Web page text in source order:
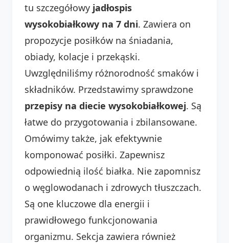
tu szczegółowy jadłospis
wysokobiałkowy na 7 dni. Zawiera on
propozycje posiłków na śniadania,
obiady, kolacje i przekąski.
Uwzględniliśmy różnorodność smaków i
składników. Przedstawimy sprawdzone
przepisy na diecie wysokobiałkowej. Są
łatwe do przygotowania i zbilansowane.
Omówimy także, jak efektywnie
komponować posiłki. Zapewnisz
odpowiednią ilość białka. Nie zapomnisz
o węglowodanach i zdrowych tłuszczach.
Są one kluczowe dla energii i
prawidłowego funkcjonowania
organizmu. Sekcja zawiera również